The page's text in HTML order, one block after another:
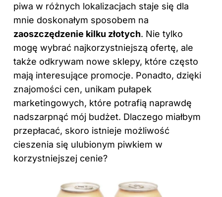
piwa w różnych lokalizacjach staje się dla
mnie doskonałym sposobem na
zaoszczędzenie kilku złotych. Nie tylko
mogę wybrać najkorzystniejszą ofertę, ale
także odkrywam nowe sklepy, które często
mają interesujące promocje. Ponadto, dzięki
znajomości cen, unikam pułapek
marketingowych, które potrafią naprawdę
nadszarpnąć mój budżet. Dlaczego miałbym
przepłacać, skoro istnieje możliwość
cieszenia się ulubionym piwkiem w
korzystniejszej cenie?